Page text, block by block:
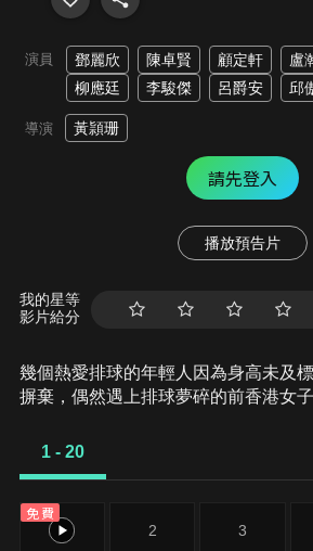
演員 鄧麗欣 陳卓賢 顧定軒 盧
柳應廷
李駿傑 呂爵安 邱
導演 黃頴珊
請先登入
播放預告片
我的星等
影片給分
幾個熱愛排球的年輕人因為身高未及
摒棄，偶然遇上排球夢碎的前香港女
她成為了香港男子排球史上第一位女
小看我們！
1 - 20
免費
1 2 3